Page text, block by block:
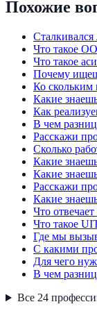
Похожие
Что такое
Что такое
Почему
Ко скольким
Какие
Как
В чем
Расскажи
Сколько
Какие
Какие
Расскажи
Какие
Что
Что такое
Где мы
С какими
Для чего
В чем
Все 24